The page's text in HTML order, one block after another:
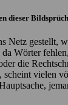
dieser
Netz gestellt,
Wörter
die
scheint vielen